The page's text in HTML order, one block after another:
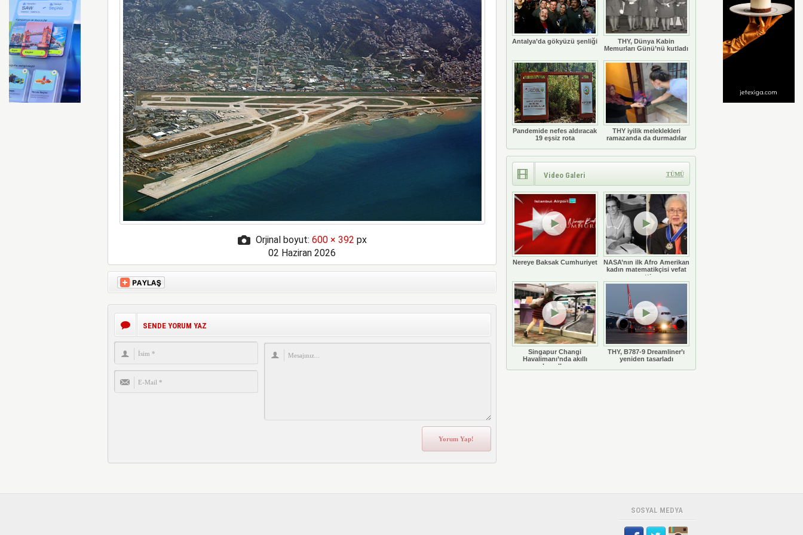
FAA Marine One helikopterine soruşturma başlattı
Orjinal boyut: 600 × 392 px
02 Haziran 2026
SENDE YORUM YAZ
Antalya’da gökyüzü şenliği
THY, Dünya Kabin
Memurları Günü’nü kutladı
Pandemide nefes aldıracak
19 eşsiz rota
THY iyilik meleklekleri
ramazanda da durmadılar
Video Galeri TÜMÜ
Nereye Baksak Cumhuriyet
NASA’nın ilk Afro Amerikan
kadın matematikçisi vefat
etti
Singapur Changi
Havalimanı’nda akıllı
bavullar
THY, B787-9 Dreamliner’ı
yeniden tasarladı
SOSYAL MEDYA